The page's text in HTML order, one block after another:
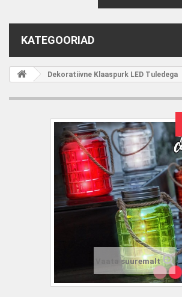
KATEGOORIAD
Dekoratiivne Klaaspurk LED Tuledega
Vaata suuremalt